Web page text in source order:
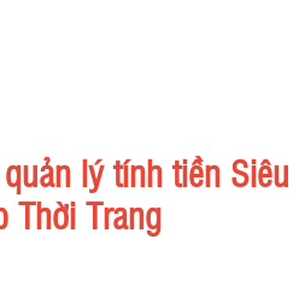
lý tính tiền Siêu
Trang